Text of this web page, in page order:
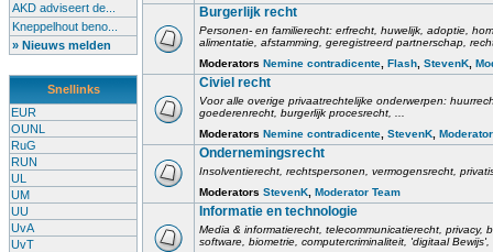
AKD adviseert de...
Kneppelhout beno...
» Nieuws melden
Snellinks
EUR
OUNL
RuG
RUN
UL
UM
UU
UvA
UvT
Burgerlijk recht
Personen- en familierecht: erfrecht, huwelijk, adoptie,
alimentatie, afstamming, geregistreerd partnerschap,
Moderators Nemine contradicente Flash StevenK
Civiel recht
Voor alle overige privaatrechtelijke onderwerpen:
goederenrecht, burgerlijk procesrecht, ...
Moderators Nemine contradicente StevenK
Ondernemingsrecht
Insolventierecht, rechtspersonen, vermogensrecht,
Moderators StevenK Moderator Team
Informatie en technologie
Media & informatierecht, telecommunicatierecht,
software, biometrie, computercriminaliteit, 'digitaal